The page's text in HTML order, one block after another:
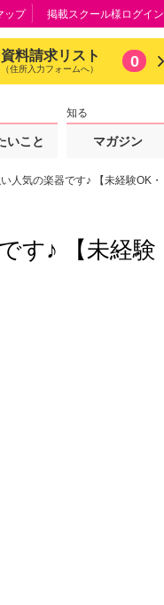
資料請求リスト
（住所入力フォームへ） 0
いこと
知る
マガジン
ップ 掲載スクール様ログイン
人気の楽器です♪ 【未経験OK・
す♪ 【未経験